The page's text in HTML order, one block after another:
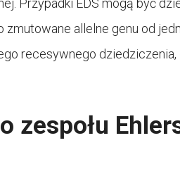
zmutowane allelne genu od
recesywnego dziedziczenia,
zespołu